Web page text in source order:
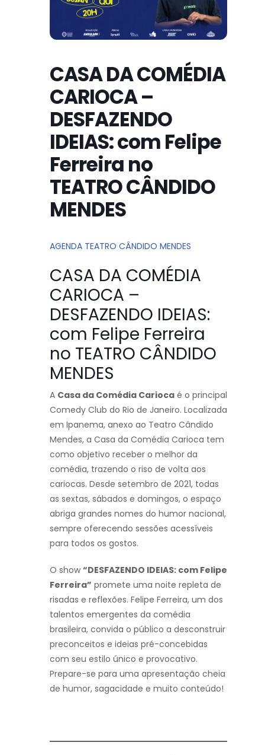
CASA DA COMÉDIA
CARIOCA –
DESFAZENDO
IDEIAS: com Felipe
Ferreira no
TEATRO CÂNDIDO
MENDES
AGENDA TEATRO CÂNDIDO MENDES
CASA DA COMÉDIA
CARIOCA –
DESFAZENDO IDEIAS:
com Felipe Ferreira
no TEATRO CÂNDIDO
MENDES
A Casa da Comédia Carioca é o principal
Comedy Club do Rio de Janeiro. Localizada
em Ipanema, anexo ao Teatro Cândido
Mendes, a Casa da Comédia Carioca tem
como objetivo receber o melhor da
comédia, trazendo o riso de volta aos
cariocas. Desde setembro de 2021, todas
as sextas, sábados e domingos, o espaço
abriga grandes nomes do humor nacional,
sempre oferecendo sessões acessíveis
para todos os gostos.
O show “DESFAZENDO IDEIAS: com Felipe
Ferreira” promete uma noite repleta de
risadas e reflexões. Felipe Ferreira, um dos
talentos emergentes da comédia
brasileira, convida o público a desconstruir
preconceitos e ideias pré-concebidas
com seu estilo único e provocativo.
Prepare-se para uma apresentação cheia
de humor, sagacidade e muito conteúdo!